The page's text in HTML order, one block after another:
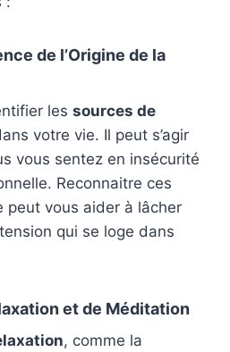
de l’Origine de la
les sources de
votre vie. Il peut s’agir
vous sentez en insécurité
Reconnaitre ces
peut vous aider à lâcher
qui se loge dans
et de Méditation
, comme la